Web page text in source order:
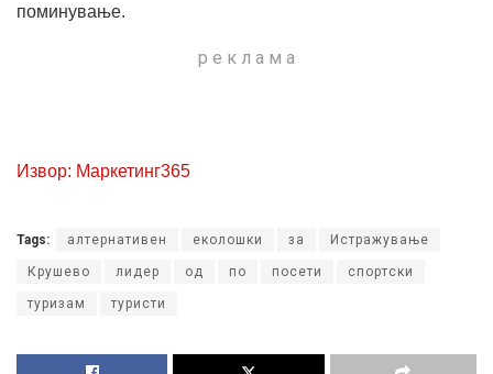
поминување.
р е к л а м а
Извор: Маркетинг365
Tags: алтернативен еколошки за Истражување
Крушево лидер од по посети спортски
туризам туристи